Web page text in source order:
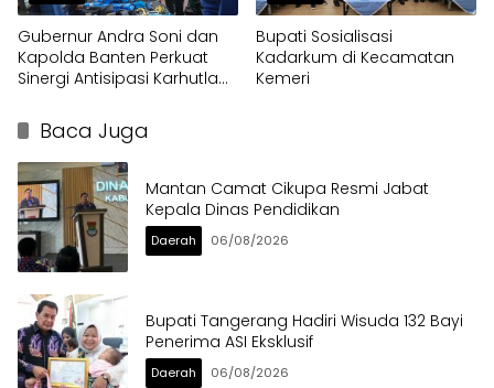
Gubernur Andra Soni dan
Kapolda Banten Perkuat
Sinergi Antisipasi Karhutla
Bupati Sosialisasi
Kadarkum di Kecamatan
Kemeri
Baca Juga
Mantan Camat Cikupa Resmi Jabat
Kepala Dinas Pendidikan
Daerah 06/08/2026
Bupati Tangerang Hadiri Wisuda 132 Bayi
Penerima ASI Eksklusif
Daerah 06/08/2026